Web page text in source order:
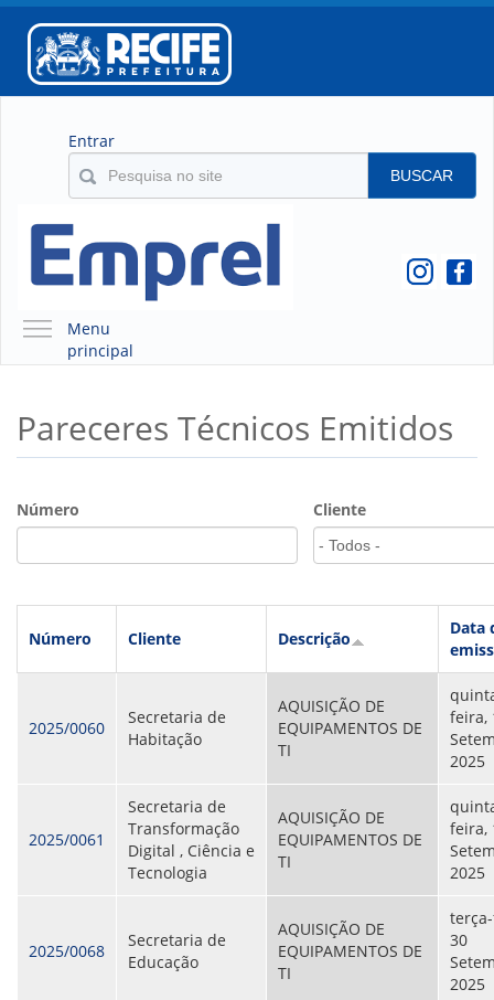
Entrar
BUSCAR
Menu
principal
QUEM SOMOS
O QUE É A EMPREL
ORGANOGRAMA
LOCALIZAÇÃO
GOVERNANÇA
COMISSÕES
ATAS DE REGISTRO DE PREÇOS
REGULAMENTO INTERNO DE LICITAÇÕES E
CONTRATO
GESTÃO DE PESSOAS
PLR
PARTICIPAÇÃO NOS LUCROS E RESULTADOS
Pareceres Técnicos Emitidos
Número Cliente
Número Cliente Descrição
Data
2025/0060
Secretaria de
Habitação
AQUISIÇÃO DE
EQUIPAMENTOS DE
TI
feira,
2025
2025/0061
Secretaria de
Transformação
Digital , Ciência e
Tecnologia
AQUISIÇÃO DE
EQUIPAMENTOS DE
TI
feira,
2025
2025/0068
Secretaria de
Educação
AQUISIÇÃO DE
EQUIPAMENTOS DE
TI
30
2025